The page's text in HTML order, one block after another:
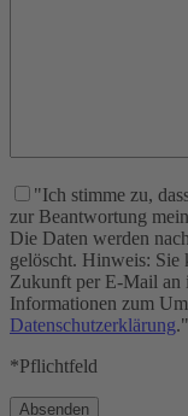
"Ich stimme zu,
zur Beantwortung
Die Daten werden
gelöscht. Hinweis:
Zukunft per E-Mail an
Informationen zum
Datenschutzerklärung."
*Pflichtfeld